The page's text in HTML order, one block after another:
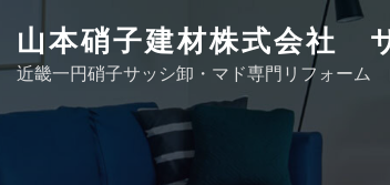
content
山本硝子建材株式会社
近畿一円硝子サッシ卸・マド専門リフォーム